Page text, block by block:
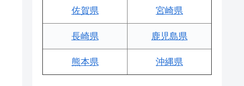
佐賀県 宮崎県
長崎県 鹿児島県
熊本県 沖縄県